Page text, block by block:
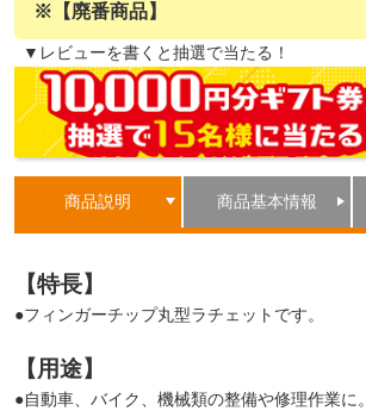
※【廃番商品】
▼レビューを書くと抽選で当たる！
商品説明 商品基本情報
【特長】
●フィンガーチップ丸型ラチェットです。
【用途】
●自動車、バイク、機械類の整備や修理作業に。